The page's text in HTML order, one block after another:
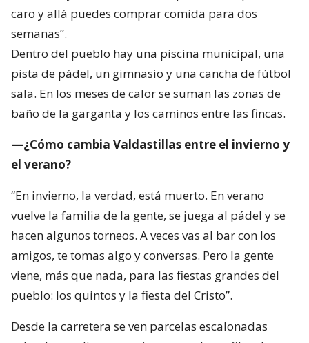
caro y allá puedes comprar comida para dos
semanas”.
Dentro del pueblo hay una piscina municipal, una
pista de pádel, un gimnasio y una cancha de fútbol
sala. En los meses de calor se suman las zonas de
baño de la garganta y los caminos entre las fincas.
—¿Cómo cambia Valdastillas entre el invierno y
el verano?
“En invierno, la verdad, está muerto. En verano
vuelve la familia de la gente, se juega al pádel y se
hacen algunos torneos. A veces vas al bar con los
amigos, te tomas algo y conversas. Pero la gente
viene, más que nada, para las fiestas grandes del
pueblo: los quintos y la fiesta del Cristo”.
Desde la carretera se ven parcelas escalonadas